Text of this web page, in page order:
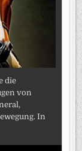
die
von
In